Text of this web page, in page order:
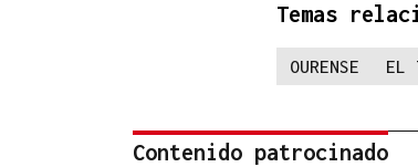
Temas
OURENSE EL
Contenido patrocinado